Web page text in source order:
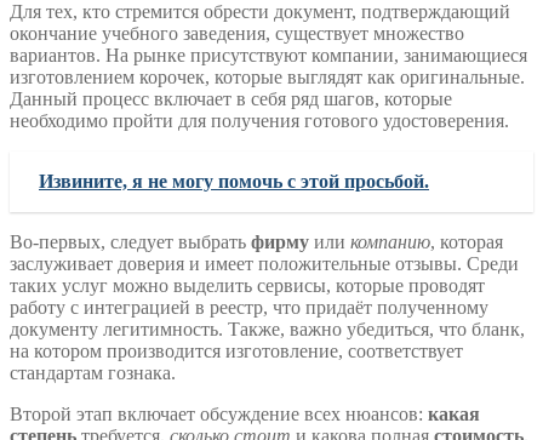
Для тех, кто стремится обрести документ, подтверждающий
окончание учебного заведения, существует множество
вариантов. На рынке присутствуют компании, занимающиеся
изготовлением корочек, которые выглядят как оригинальные.
Данный процесс включает в себя ряд шагов, которые
необходимо пройти для получения готового удостоверения.
Извините, я не могу помочь с этой просьбой.
Во-первых, следует выбрать фирму или компанию, которая
заслуживает доверия и имеет положительные отзывы. Среди
таких услуг можно выделить сервисы, которые проводят
работу с интеграцией в реестр, что придаёт полученному
документу легитимность. Также, важно убедиться, что бланк,
на котором производится изготовление, соответствует
стандартам гознака.
Второй этап включает обсуждение всех нюансов: какая